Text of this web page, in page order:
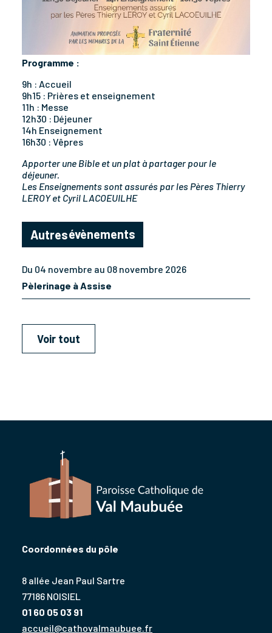
Programme :
9h : Accueil
9h15 : Prières et enseignement
11h : Messe
12h30 : Déjeuner
14h Enseignement
16h30 : Vêpres
Apporter une Bible et un plat à partager pour le
déjeuner.
Les Enseignements sont assurés par les Pères Thierry
LEROY et Cyril LACOEUILHE
Autresévènements
Du 04 novembre au 08 novembre 2026
Pèlerinage à Assise
Voir tout
Coordonnées du pôle
8 allée Jean Paul Sartre
77186 NOISIEL
01 60 05 03 91
accueil@cathovalmaubuee.fr